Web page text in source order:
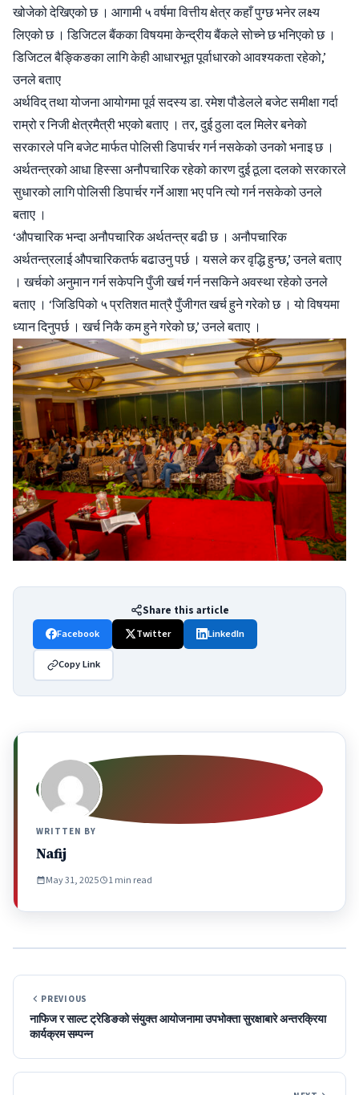
खोजेको देखिएको छ । आगामी ५ वर्षमा वित्तीय क्षेत्र कहाँ पुग्छ भनेर लक्ष्य
लिएको छ । डिजिटल बैंकका विषयमा केन्द्रीय बैंकले सोच्ने छ भनिएको छ ।
डिजिटल बैङ्किङका लागि केही आधारभूत पूर्वाधारको आवश्यकता रहेको,’
उनले बताए
अर्थविद् तथा योजना आयोगमा पूर्व सदस्य डा. रमेश पौडेलले बजेट समीक्षा गर्दा
राम्रो र निजी क्षेत्रमैत्री भएको बताए । तर, दुई ठुला दल मिलेर बनेको
सरकारले पनि बजेट मार्फत पोलिसी डिपार्चर गर्न नसकेको उनको भनाइ छ ।
अर्थतन्त्रको आधा हिस्सा अनौपचारिक रहेको कारण दुई ठूला दलको सरकारले
सुधारको लागि पोलिसी डिपार्चर गर्ने आशा भए पनि त्यो गर्न नसकेको उनले
बताए ।
‘औपचारिक भन्दा अनौपचारिक अर्थतन्त्र बढी छ । अनौपचारिक
अर्थतन्त्रलाई औपचारिकतर्फ बढाउनु पर्छ । यसले कर वृद्धि हुन्छ,’ उनले बताए
। खर्चको अनुमान गर्न सकेपनि पुँजी खर्च गर्न नसकिने अवस्था रहेको उनले
बताए । ‘जिडिपिको ५ प्रतिशत मात्रै पुँजीगत खर्च हुने गरेको छ । यो विषयमा
ध्यान दिनुपर्छ । खर्च निकै कम हुने गरेको छ,’ उनले बताए ।
Share this article
Facebook
Twitter LinkedIn
Copy Link
WRITTEN BY
Nafij
May 31, 2025 1 min read
PREVIOUS
नाफिज र साल्ट ट्रेडिङको संयुक्त आयोजनामा उपभोक्ता सुरक्षाबारे अन्तरक्रिया
कार्यक्रम सम्पन्न